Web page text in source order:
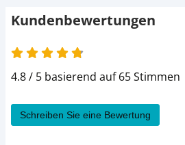
Kundenbewertungen
4.8 / 5 basierend auf 65 Stimmen
Schreiben Sie eine Bewertung